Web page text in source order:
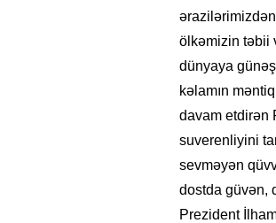
ölkəmizin təbii
dünyaya
kəlamın
davam etdirən
suverenliyini
sevməyən
dostda güvən,
Prezident